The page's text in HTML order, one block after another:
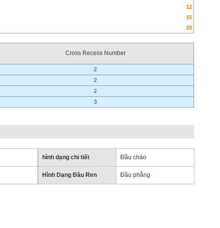
12
15
20
Cross Recess Number
2
2
2
3
hình dạng chi tiết Đầu chảo
Hình Dạng Đầu Ren Đầu phẳng